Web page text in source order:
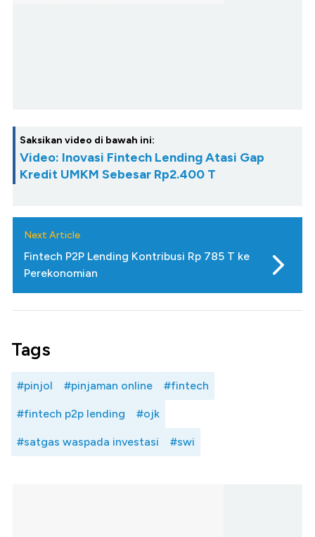
Saksikan video di bawah ini:
Video: Inovasi Fintech Lending Atasi Gap
Kredit UMKM Sebesar Rp2.400 T
Next Article
Fintech P2P Lending Kontribusi Rp 785 T ke
Perekonomian
Tags
#pinjol #pinjaman online #fintech
#fintech p2p lending #ojk
#satgas waspada investasi #swi